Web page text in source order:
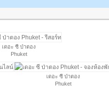
เดอะ ซี ป่าตอง
Phuket
เดอะ ซี ป่าตอง
Phuket